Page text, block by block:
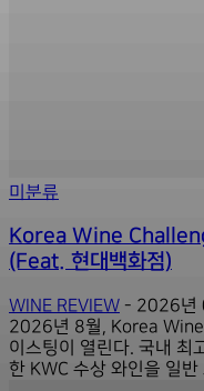
미분류
Korea Wine
(Feat. 현대백화점)
WINE REVIEW - 2026년
2026년 8월, Korea
이스팅이 열린다. 국내 최고의 와인 전문가 50여 명이 2주간 엄선
한 KWC 수상 와인을 일